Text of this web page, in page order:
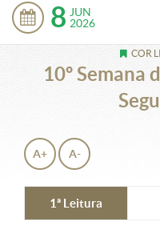
8 JUN
2026
COR
10º Semana
A+ A-
1ª Leitura